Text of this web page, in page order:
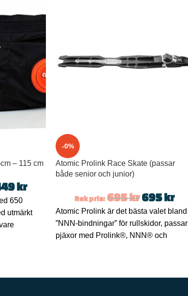
– 115 cm
kr
650
utmärkt
-0%
Atomic Prolink Race Skate (passar
både senior och junior)
Rek pris: 695kr695kr
Atomic Prolink är det bästa valet bland
”NNN-bindningar” för rullskidor, passar
pjäxor med Prolink®, NNN® och